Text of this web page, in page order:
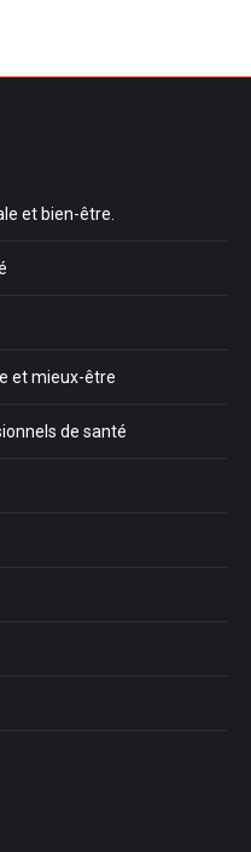
et bien-être.
et mieux-être
de santé